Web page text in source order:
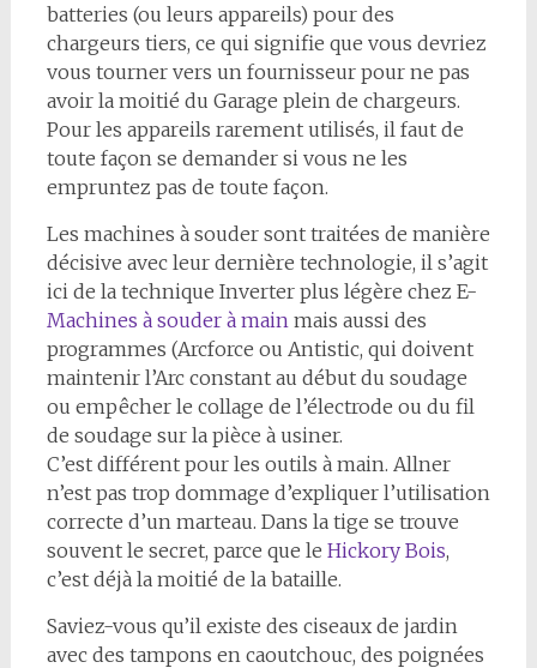
batteries (ou leurs appareils) pour des
chargeurs tiers, ce qui signifie que vous devriez
vous tourner vers un fournisseur pour ne pas
avoir la moitié du Garage plein de chargeurs.
Pour les appareils rarement utilisés, il faut de
toute façon se demander si vous ne les
empruntez pas de toute façon.
Les machines à souder sont traitées de manière
décisive avec leur dernière technologie, il s’agit
ici de la technique Inverter plus légère chez E-
Machines à souder à main mais aussi des
programmes (Arcforce ou Antistic, qui doivent
maintenir l’Arc constant au début du soudage
ou empêcher le collage de l’électrode ou du fil
de soudage sur la pièce à usiner.
C’est différent pour les outils à main. Allner
n’est pas trop dommage d’expliquer l’utilisation
correcte d’un marteau. Dans la tige se trouve
souvent le secret, parce que le Hickory Bois,
c’est déjà la moitié de la bataille.
Saviez-vous qu’il existe des ciseaux de jardin
avec des tampons en caoutchouc, des poignées